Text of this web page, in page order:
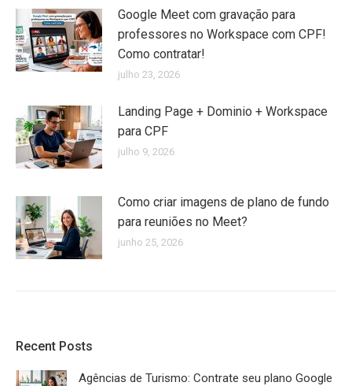
Google Meet com gravação para
professores no Workspace com CPF!
Como contratar!
julho 23, 2026
Landing Page + Dominio + Workspace
para CPF
julho 9, 2026
Como criar imagens de plano de fundo
para reuniões no Meet?
junho 25, 2026
Recent Posts
Agências de Turismo: Contrate seu plano Google